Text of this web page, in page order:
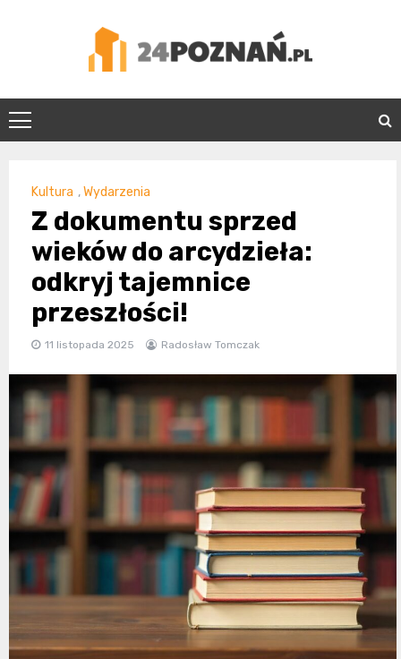
24Poznań.pl
Kultura ,Wydarzenia
Z dokumentu sprzed
wieków do arcydzieła:
odkryj tajemnice
przeszłości!
11 listopada 2025 Radosław Tomczak